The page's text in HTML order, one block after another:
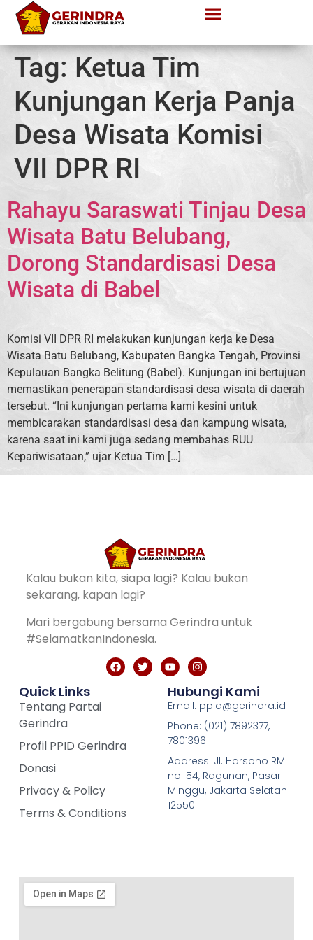
Tag: Ketua Tim
Kunjungan Kerja Panja
Desa Wisata Komisi
VII DPR RI
Rahayu Saraswati Tinjau Desa
Wisata Batu Belubang,
Dorong Standardisasi Desa
Wisata di Babel
Komisi VII DPR RI melakukan kunjungan kerja ke Desa
Wisata Batu Belubang, Kabupaten Bangka Tengah, Provinsi
Kepulauan Bangka Belitung (Babel). Kunjungan ini bertujuan
memastikan penerapan standardisasi desa wisata di daerah
tersebut. “Ini kunjungan pertama kami kesini untuk
membicarakan standardisasi desa dan kampung wisata,
karena saat ini kami juga sedang membahas RUU
Kepariwisataan,” ujar Ketua Tim […]
Kalau bukan kita, siapa lagi? Kalau bukan
sekarang, kapan lagi?
Mari bergabung bersama Gerindra untuk
#SelamatkanIndonesia.
Quick Links
Tentang Partai
Gerindra
Profil PPID Gerindra
Donasi
Privacy & Policy
Terms & Conditions
Hubungi Kami
Email: ppid@gerindra.id
Phone: (021) 7892377,
7801396
Address: Jl. Harsono RM
no. 54, Ragunan, Pasar
Minggu, Jakarta Selatan
12550